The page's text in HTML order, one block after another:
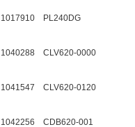
1017910 PL240DG
1040288 CLV620-0000
1041547 CLV620-0120
1042256 CDB620-001